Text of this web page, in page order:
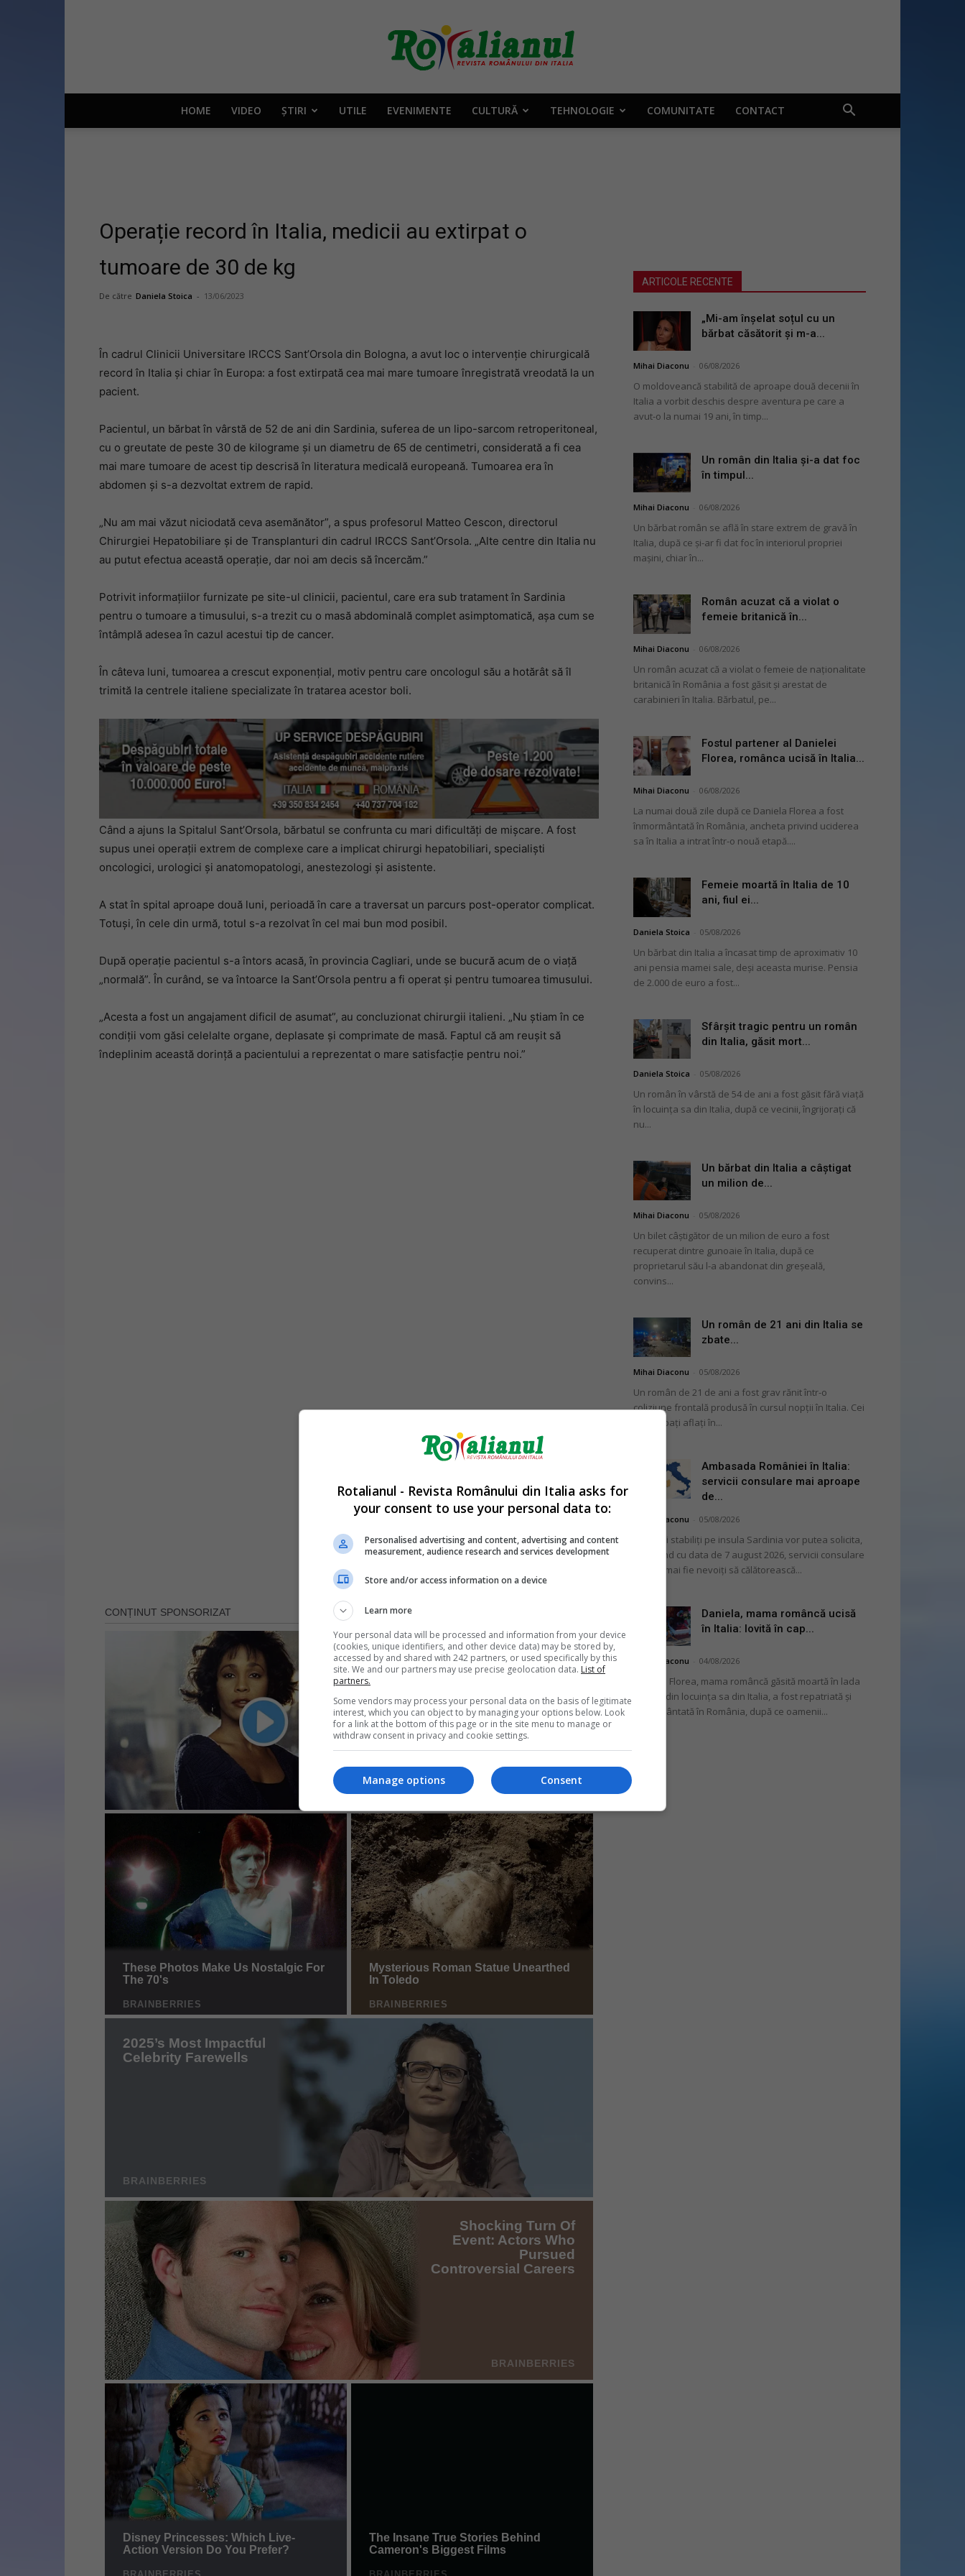
Rotalianul
Italia
HOME VIDEO ȘTIRI UTILE EVENIMENTE CULTURĂ TEHNOLOGIE COMUNITATE CONTACT
Operație record în Italia, medicii au extirpat o
tumoare de 30 de kg
De către Daniela Stoica - 13/06/2023
În cadrul Clinicii Universitare IRCCS Sant’Orsola din Bologna, a avut loc o intervenție chirurgicală
record în Italia și chiar în Europa: a fost extirpată cea mai mare tumoare înregistrată vreodată la un
pacient.
Pacientul, un bărbat în vârstă de 52 de ani din Sardinia, suferea de un lipo-sarcom retroperitoneal,
cu o greutate de peste 30 de kilograme și un diametru de 65 de centimetri, considerată a fi cea
mai mare tumoare de acest tip descrisă în literatura medicală europeană. Tumoarea era în
abdomen și s-a dezvoltat extrem de rapid.
„Nu am mai văzut niciodată ceva asemănător”, a spus profesorul Matteo Cescon, directorul
Chirurgiei Hepatobiliare și de Transplanturi din cadrul IRCCS Sant’Orsola. „Alte centre din Italia nu
au putut efectua această operație, dar noi am decis să încercăm.”
Potrivit informațiilor furnizate pe site-ul clinicii, pacientul, care era sub tratament în Sardinia
pentru o tumoare a timusului, s-a trezit cu o masă abdominală complet asimptomatică, așa cum se
întâmplă adesea în cazul acestui tip de cancer.
În câteva luni, tumoarea a crescut exponențial, motiv pentru care oncologul său a hotărât să îl
trimită la centrele italiene specializate în tratarea acestor boli.
Când a ajuns la Spitalul Sant’Orsola, bărbatul se confrunta cu mari dificultăți de mișcare. A fost
supus unei operații extrem de complexe care a implicat chirurgi hepatobiliari, specialiști
oncologici, urologici și anatomopatologi, anestezologi și asistente.
A stat în spital aproape două luni, perioadă în care a traversat un parcurs post-operator complicat.
Totuși, în cele din urmă, totul s-a rezolvat în cel mai bun mod posibil.
După operație pacientul s-a întors acasă, în provincia Cagliari, unde se bucură acum de o viață
„normală”. În curând, se va întoarce la Sant’Orsola pentru a fi operat și pentru tumoarea timusului.
„Acesta a fost un angajament dificil de asumat”, au concluzionat chirurgii italieni. „Nu știam în ce
condiții vom găsi celelalte organe, deplasate și comprimate de masă. Faptul că am reușit să
îndeplinim această dorință a pacientului a reprezentat o mare satisfacție pentru noi.”
ARTICOLE RECENTE
„Mi-am înșelat soțul cu un
bărbat căsătorit și m-a...
Mihai Diaconu 06/08/2026
O moldoveancă stabilită de aproape două decenii în
Italia a vorbit deschis despre aventura pe care a
avut-o la numai 19 ani, în timp...
Un român din Italia și-a dat foc
în timpul...
Mihai Diaconu 06/08/2026
Un bărbat român se află în stare extrem de gravă în
Italia, după ce și-ar fi dat foc în interiorul propriei
mașini, chiar în...
Român acuzat că a violat o
femeie britanică în...
Mihai Diaconu 06/08/2026
Un român acuzat că a violat o femeie de naționalitate
britanică în România a fost găsit și arestat de
carabinieri în Italia. Bărbatul, pe...
Fostul partener al Danielei
Florea, românca ucisă în Italia...
Mihai Diaconu 06/08/2026
La numai două zile după ce Daniela Florea a fost
înmormântată în România, ancheta privind uciderea
sa în Italia a intrat într-o nouă etapă....
Femeie moartă în Italia de 10
ani, fiul ei...
Daniela Stoica 05/08/2026
Un bărbat din Italia a încasat timp de aproximativ 10
ani pensia mamei sale, deși aceasta murise. Pensia
de 2.000 de euro a fost...
Sfârșit tragic pentru un român
din Italia, găsit mort...
Daniela Stoica 05/08/2026
Un român în vârstă de 54 de ani a fost găsit fără viață
în locuința sa din Italia, după ce vecinii, îngrijorați că
nu...
Un bărbat din Italia a câștigat
un milion de...
Mihai Diaconu 05/08/2026
Un bilet câștigător de un milion de euro a fost
recuperat dintre gunoaie în Italia, după ce
proprietarul său l-a abandonat din greșeală,
convins...
Un român de 21 ani din Italia se
zbate...
Mihai Diaconu 05/08/2026
Un român de 21 de ani a fost grav rănit într-o
coliziune frontală produsă în cursul nopții în Italia. Cei
doi bărbați aflați în...
Ambasada României în Italia:
servicii consulare mai aproape
de...
Mihai Diaconu 05/08/2026
Românii stabiliți pe insula Sardinia vor putea solicita,
începând cu data de 7 august 2026, servicii consulare
fără să mai fie nevoiți să călătorească...
Daniela, mama româncă ucisă
în Italia: lovită în cap...
Mihai Diaconu 04/08/2026
Daniela Florea, mama româncă găsită moartă în lada
patului din locuința sa din Italia, a fost repatriată și
înmormântată în România, după ce oamenii...
Rotalianul - Revista Românului din Italia asks for
your consent to use your personal data to:
Personalised advertising and content, advertising and content
measurement, audience research and services development
Store and/or access information on a device
Learn more
Your personal data will be processed and information from your device
(cookies, unique identifiers, and other device data) may be stored by,
accessed by and shared with 242 partners, or used specifically by this
site. We and our partners may use precise geolocation data. List of
partners.
Some vendors may process your personal data on the basis of legitimate
interest, which you can object to by managing your options below. Look
for a link at the bottom of this page or in the site menu to manage or
withdraw consent in privacy and cookie settings.
Consent
Manage options